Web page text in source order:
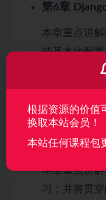
第6章
本章重点讲
些基本的配
6-1
6-2
第7章
本章重点讲
习；并将贯
根据资源的价值
换取本站会员！
本站任何课程包